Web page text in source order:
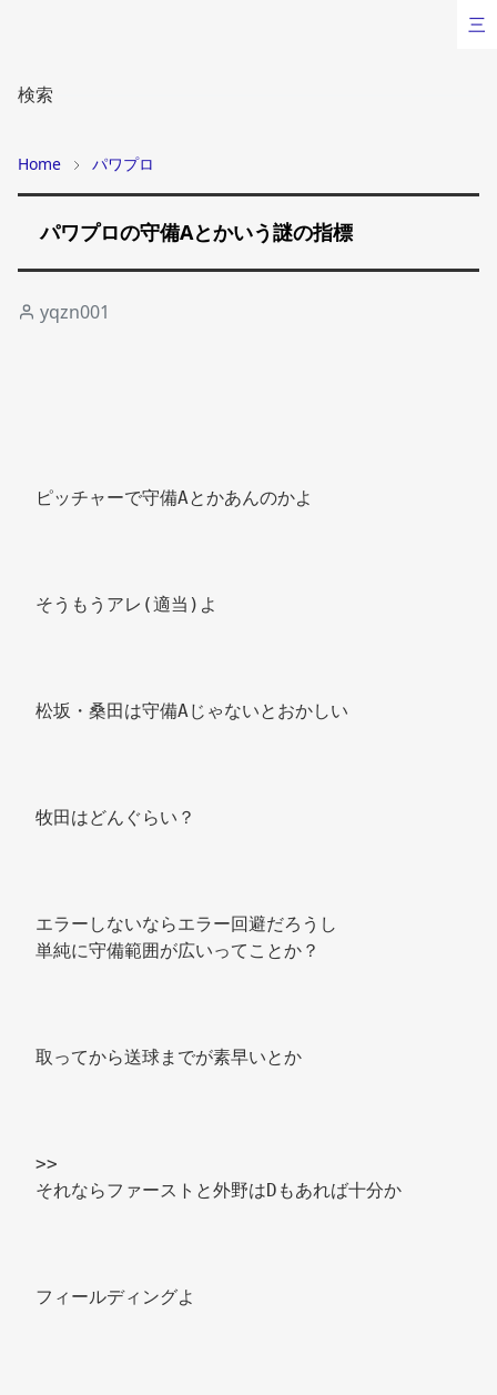
検索
Home パワプロ
パワプロの守備Aとかいう謎の指標
yqzn001
ピッチャーで守備Aとかあんのかよ
そうもうアレ(適当)よ
松坂・桑田は守備Aじゃないとおかしい
牧田はどんぐらい？
エラーしないならエラー回避だろうし
単純に守備範囲が広いってことか？
取ってから送球までが素早いとか
>>
それならファーストと外野はDもあれば十分か
フィールディングよ
三